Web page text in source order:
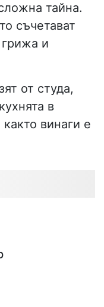
тайна.
съчетават
и
от студа,
в
винаги е